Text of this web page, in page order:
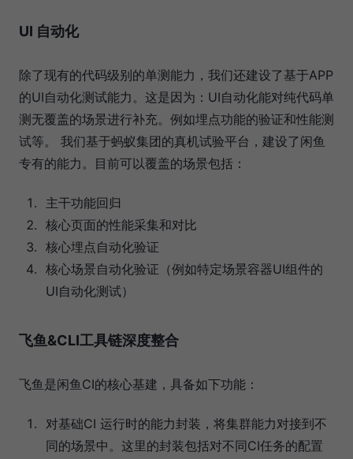
UI 自动化
除了现有的代码级别的单测能力，我们还建设了基于APP
的UI自动化测试能力。这是因为：UI自动化能对纯代码单
测无覆盖的场景进行补充。例如埋点功能的验证和性能测
试等。 我们基于蚂蚁集团的真机试验平台，建设了闲鱼
专有的能力。目前可以覆盖的场景包括：
主干功能回归
核心页面的性能采集和对比
核心埋点自动化验证
核心场景自动化验证（例如特定场景容器UI组件的
UI自动化测试）
飞鱼&CLI工具链深度整合
飞鱼是闲鱼CI的核心基建，具备如下功能：
对基础CI 运行时的能力封装，将集群能力对接到不
同的场景中。这里的封装包括对不同CI任务的配置